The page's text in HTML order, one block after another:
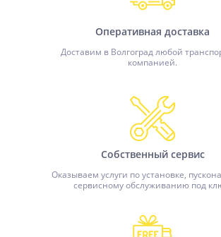
Оперативная доставка
Доставим в Волгоград любой
компанией.
Собственный сервис
Оказываем услуги по установке,
сервисному обслуживанию под